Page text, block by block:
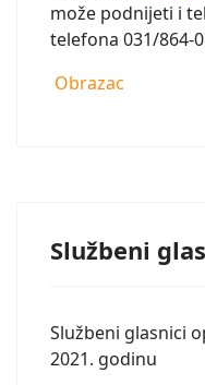
može podnijeti i
telefona 031/864-
Obrazac
Službeni
Službeni glasnici
2021. godinu